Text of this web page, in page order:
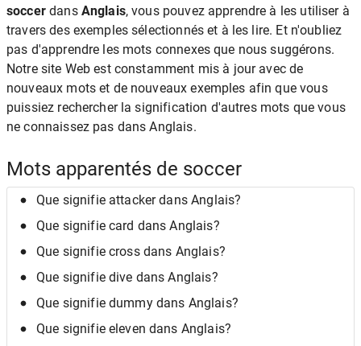
soccerdans Anglais, vous pouvez apprendre à les utiliser à
travers des exemples sélectionnés et à les lire. Et n'oubliez
pas d'apprendre les mots connexes que nous suggérons.
Notre site Web est constamment mis à jour avec de
nouveaux mots et de nouveaux exemples afin que vous
puissiez rechercher la signification d'autres mots que vous
ne connaissez pas dans Anglais.
Mots apparentés de soccer
Que signifie attacker dans Anglais?
Que signifie card dans Anglais?
Que signifie cross dans Anglais?
Que signifie dive dans Anglais?
Que signifie dummy dans Anglais?
Que signifie eleven dans Anglais?